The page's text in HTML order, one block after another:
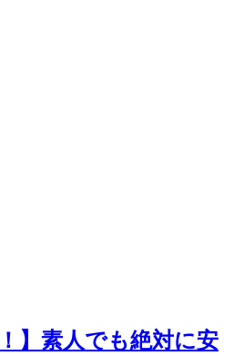
】素人でも絶対に安